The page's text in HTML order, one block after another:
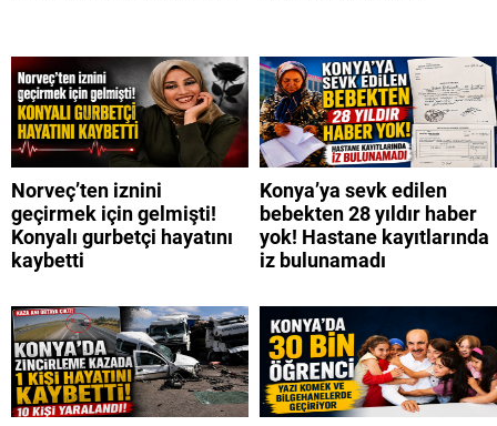
Norveç’ten iznini
geçirmek için gelmişti!
Konyalı gurbetçi hayatını
kaybetti
Konya’ya sevk edilen
bebekten 28 yıldır haber
yok! Hastane kayıtlarında
iz bulunamadı